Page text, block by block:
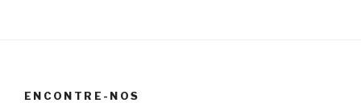
ENCONTRE-NOS